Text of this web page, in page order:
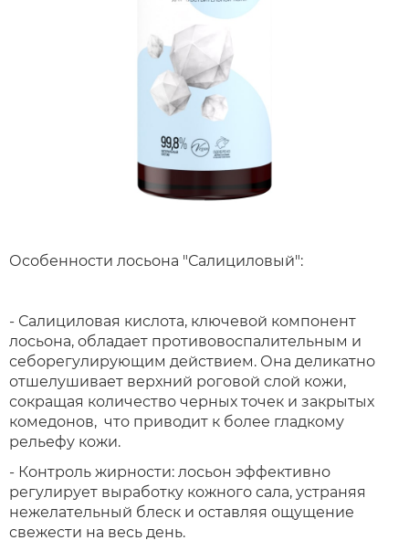
Особенности лосьона "Салициловый":
- Салициловая кислота, ключевой компонент
лосьона, обладает противовоспалительным и
себорегулирующим действием. Она деликатно
отшелушивает верхний роговой слой кожи,
сокращая количество черных точек и закрытых
комедонов, что приводит к более гладкому
рельефу кожи.
- Контроль жирности: лосьон эффективно
регулирует выработку кожного сала, устраняя
нежелательный блеск и оставляя ощущение
свежести на весь день.